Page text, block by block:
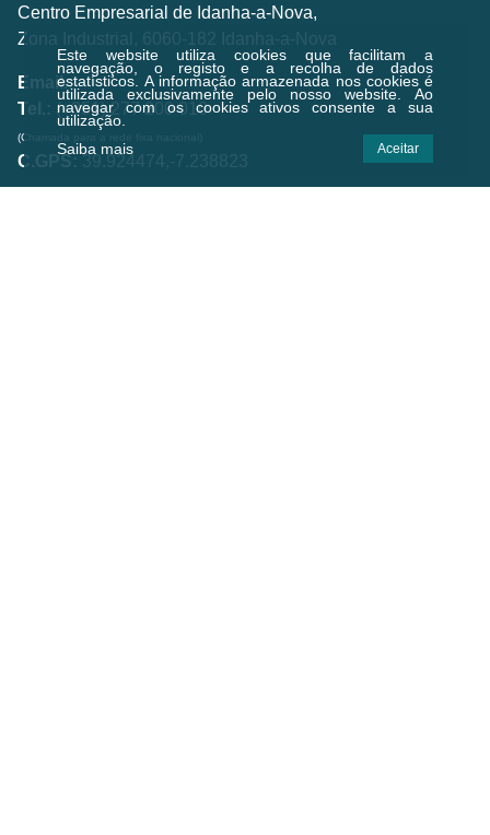
Este website utiliza cookies que facilitam a
navegação, o registo e a recolha de dados
estatísticos.A informação armazenada nos cookies é
utilizada exclusivamente pelo nosso website. Ao
navegar com os cookies ativos consente a sua
utilização.
Saiba mais
Aceitar
Centro Empresarial de Idanha-a-Nova,
Zona Industrial, 6060-182 Idanha-a-Nova
Email.: geral@cmcd.pt
Tel.: (+351) 277 200 010
(Chamada para a rede fixa nacional)
C.GPS: 39.924474,-7.238823